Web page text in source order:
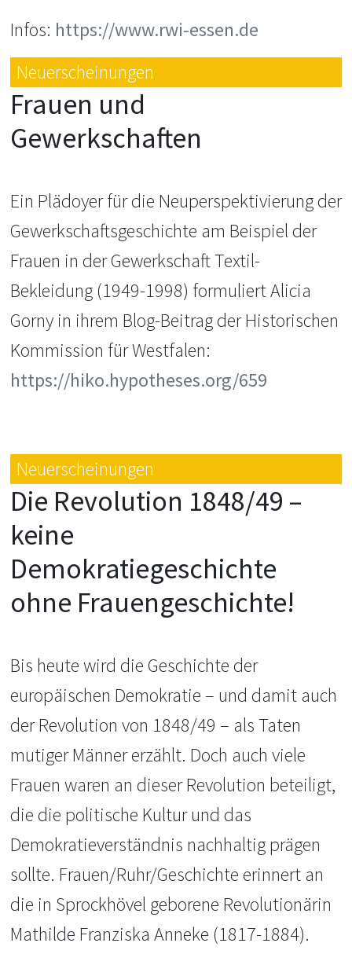
Infos: https://www.rwi-essen.de
Neuerscheinungen
Frauen und
Gewerkschaften
Ein Plädoyer für die Neuperspektivierung der
Gewerkschaftsgeschichte am Beispiel der
Frauen in der Gewerkschaft Textil-
Bekleidung (1949-1998) formuliert Alicia
Gorny in ihrem Blog-Beitrag der Historischen
Kommission für Westfalen:
https://hiko.hypotheses.org/659
Neuerscheinungen
Die Revolution 1848/49 –
keine
Demokratiegeschichte
ohne Frauengeschichte!
Bis heute wird die Geschichte der
europäischen Demokratie – und damit auch
der Revolution von 1848/49 – als Taten
mutiger Männer erzählt. Doch auch viele
Frauen waren an dieser Revolution beteiligt,
die die politische Kultur und das
Demokratieverständnis nachhaltig prägen
sollte. Frauen/Ruhr/Geschichte erinnert an
die in Sprockhövel geborene Revolutionärin
Mathilde Franziska Anneke (1817-1884).